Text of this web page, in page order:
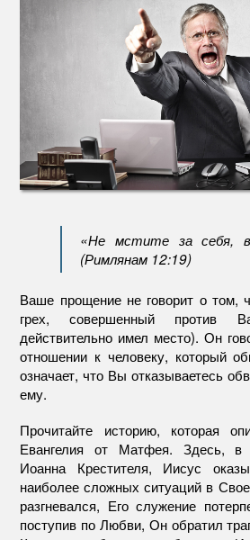
«Не мстите за себя,
(Римлянам 12:19)
Ваше прощение не говорит о том,
грех, совершенный против
действительно имел место). Он
отношении к человеку, который
означает, что Вы отказываетесь
ему.
Прочитайте историю, которая
Евангелия от Матфея. Здесь, в
Иоанна Крестителя, Иисус
наиболее сложных ситуаций в
разгневался, Его служение
поступив по Любви, Он обратил